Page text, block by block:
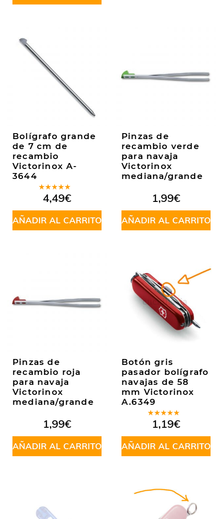
Bolígrafo grande
de 7 cm de
recambio
Victorinox A-
3644
Valorado
en5.00de
5
4,49€
AÑADIR AL CARRITO
Pinzas de
recambio verde
para navaja
Victorinox
mediana/grande
1,99€
AÑADIR AL CARRITO
Pinzas de
recambio roja
para navaja
Victorinox
mediana/grande
1,99€
AÑADIR AL CARRITO
Botón gris
pasador bolígrafo
navajas de 58
mm Victorinox
A.6349
Valorado
en5.00de
5
1,19€
AÑADIR AL CARRITO